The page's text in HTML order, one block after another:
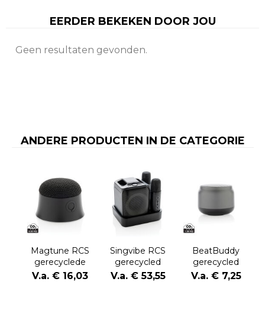
EERDER BEKEKEN DOOR JOU
Geen resultaten gevonden.
ANDERE PRODUCTEN IN DE CATEGORIE
Magtune RCS
gerecyclede
plastic
magnetische
V.a. € 16,03
Singvibe RCS
gerecycled
plastic
karaokeset met
V.a. € 53,55
BeatBuddy
gerecycled
plastic 3W-
luidspreker
V.a. € 7,25